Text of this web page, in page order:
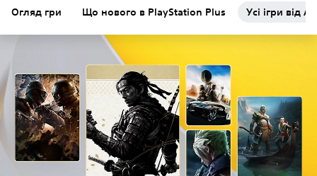
Огляд гри Що нового в PlayStation Plus Усі ігри від А